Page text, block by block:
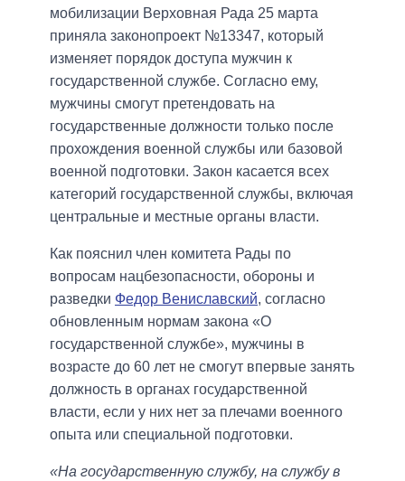
мобилизации Верховная Рада 25 марта
приняла законопроект №13347, который
изменяет порядок доступа мужчин к
государственной службе. Согласно ему,
мужчины смогут претендовать на
государственные должности только после
прохождения военной службы или базовой
военной подготовки. Закон касается всех
категорий государственной службы, включая
центральные и местные органы власти.
Как пояснил член комитета Рады по
вопросам нацбезопасности, обороны и
разведки Федор Вениславский, согласно
обновленным нормам закона «О
государственной службе», мужчины в
возрасте до 60 лет не смогут впервые занять
должность в органах государственной
власти, если у них нет за плечами военного
опыта или специальной подготовки.
«На государственную службу, на службу в